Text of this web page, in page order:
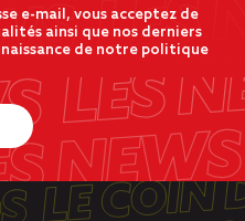
e-mail, vous acceptez de
ainsi que nos derniers
de notre politique